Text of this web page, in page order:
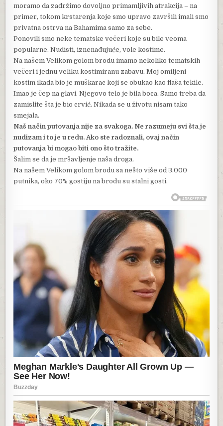
moramo da zadržimo dovoljno primamljivih atrakcija – na
primer, tokom krstarenja koje smo upravo završili imali smo
privatna ostrva na Bahamima samo za sebe.
Ponovili smo neke tematske večeri koje su bile veoma
popularne. Nudisti, iznenađujuće, vole kostime.
Na našem Velikom golom brodu imamo nekoliko tematskih
večeri i jednu veliku kostimiranu zabavu. Moj omiljeni
kostim ikada bio je muškarac koji se obukao kao flaša tekile.
Imao je čep na glavi. Njegovo telo je bila boca. Samo treba da
zamislite šta je bio crvić. Nikada se u životu nisam tako
smejala.
Naš način putovanja nije za svakoga. Ne razumeju svi šta je
nudizam i to je u redu. Ako ste radoznali, ovaj način
putovanja bi mogao biti ono što tražite.
Šalim se da je mršavljenje naša droga.
Na našem Velikom golom brodu sa nešto više od 3.000
putnika, oko 70% gostiju na brodu su stalni gosti.